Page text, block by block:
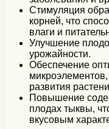
Стимуляция
корней, что
влаги и
Улучшение
урожайности.
Обеспечение
развития
Повышение
плодах тыквы,
вкусовым